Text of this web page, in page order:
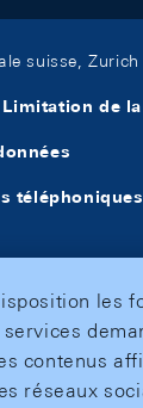
suisse, Zurich
Limitation de
les
contenus
réseaux